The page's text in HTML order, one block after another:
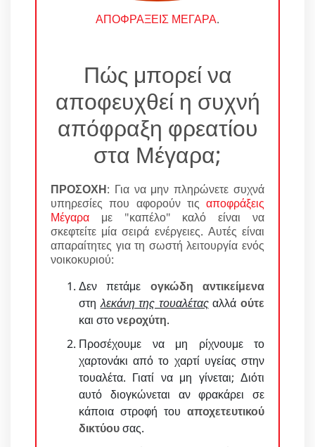
ΑΠΟΦΡΑΞΕΙΣ ΜΕΓΑΡΑ.
Πώς μπορεί να
αποφευχθεί η συχνή
απόφραξη φρεατίου
στα Μέγαρα;
ΠΡΟΣΟΧΗ: Για να μην πληρώνετε συχνά
υπηρεσίες που αφορούν τις αποφράξεις
Μέγαρα με "καπέλο" καλό είναι να
σκεφτείτε μία σειρά ενέργειες. Αυτές είναι
απαραίτητες για τη σωστή λειτουργία ενός
νοικοκυριού:
Δεν πετάμε ογκώδη αντικείμενα
στηλεκάνη της τουαλέταςαλλάούτε
και στονεροχύτη.
Προσέχουμε να μη ρίχνουμε το
χαρτονάκι από το χαρτί υγείας στην
τουαλέτα. Γιατί να μη γίνεται; Διότι
αυτό διογκώνεται αν φρακάρει σε
κάποια στροφή του αποχετευτικού
δικτύουσας.